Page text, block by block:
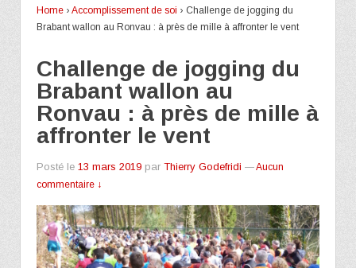
Home › Accomplissement de soi › Challenge de jogging du
Brabant wallon au Ronvau : à près de mille à affronter le vent
Challenge de jogging du
Brabant wallon au
Ronvau : à près de mille à
affronter le vent
Posté le 13 mars 2019 par Thierry Godefridi —Aucun
commentaire ↓